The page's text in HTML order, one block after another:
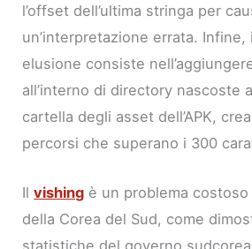
l’offset dell’ultima stringa per
un’interpretazione errata.
elusione consiste
all’interno di directory nascoste
cartella degli asset dell’APK,
percorsi che superano i 300
Ilvishing è un problema
della Corea del Sud, come